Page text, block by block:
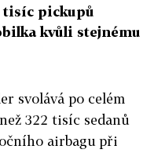
tisíc pickupů
kvůli stejnému
svolává po celém
322 tisíc sedanů
airbagu při